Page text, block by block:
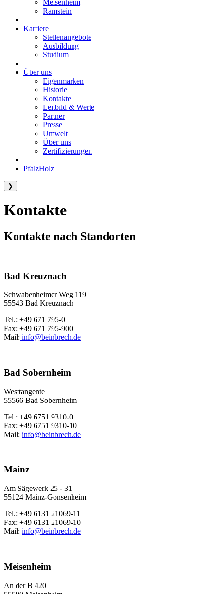
Meisenheim
Ramstein
Karriere
Stellenangebote
Ausbildung
Studium
Über uns
Eigenmarken
Historie
Kontakte
Leitbild & Werte
Partner
Presse
Umwelt
Über uns
Zertifizierungen
PfalzHolz
❯
Kontakte
Kontakte nach Standorten
Bad Kreuznach
Schwabenheimer Weg 119
55543 Bad Kreuznach
Tel.: +49 671 795-0
Fax: +49 671 795-900
Mail: info@beinbrech.de
Bad Sobernheim
Westtangente
55566 Bad Sobernheim
Tel.: +49 6751 9310-0
Fax: +49 6751 9310-10
Mail: info@beinbrech.de
Mainz
Am Sägewerk 25 - 31
55124 Mainz-Gonsenheim
Tel.: +49 6131 21069-11
Fax: +49 6131 21069-10
Mail: info@beinbrech.de
Meisenheim
An der B 420